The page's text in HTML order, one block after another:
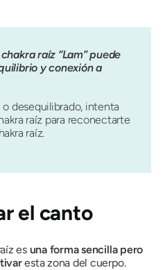
raíz “Lam” puede
y conexión a
desequilibrado, intenta
raíz para reconectarte
raíz.
el canto
es una forma sencilla pero
esta zona del cuerpo.